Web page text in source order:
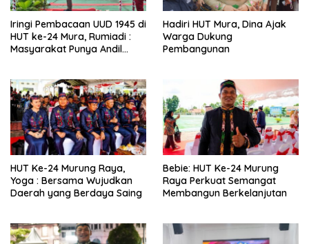
Iringi Pembacaan UUD 1945 di
HUT ke-24 Mura, Rumiadi :
Masyarakat Punya Andil
Hadiri HUT Mura, Dina Ajak
Warga Dukung
Pembangunan
HUT Ke-24 Murung Raya,
Yoga : Bersama Wujudkan
Daerah yang Berdaya Saing
Bebie: HUT Ke-24 Murung
Raya Perkuat Semangat
Membangun Berkelanjutan